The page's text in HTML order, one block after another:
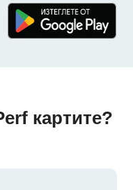
картите?